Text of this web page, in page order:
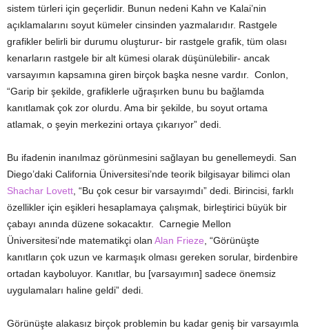
sistem türleri için geçerlidir. Bunun nedeni Kahn ve Kalai’nin
açıklamalarını soyut kümeler cinsinden yazmalarıdır. Rastgele
grafikler belirli bir durumu oluşturur- bir rastgele grafik, tüm olası
kenarların rastgele bir alt kümesi olarak düşünülebilir- ancak
varsayımın kapsamına giren birçok başka nesne vardır. Conlon,
“Garip bir şekilde, grafiklerle uğraşırken bunu bu bağlamda
kanıtlamak çok zor olurdu. Ama bir şekilde, bu soyut ortama
atlamak, o şeyin merkezini ortaya çıkarıyor” dedi.
Bu ifadenin inanılmaz görünmesini sağlayan bu genellemeydi. San
Diego’daki California Üniversitesi’nde teorik bilgisayar bilimci olan
Shachar Lovett, “Bu çok cesur bir varsayımdı” dedi. Birincisi, farklı
özellikler için eşikleri hesaplamaya çalışmak, birleştirici büyük bir
çabayı anında düzene sokacaktır. Carnegie Mellon
Üniversitesi’nde matematikçi olan Alan Frieze, “Görünüşte
kanıtların çok uzun ve karmaşık olması gereken sorular, birdenbire
ortadan kayboluyor. Kanıtlar, bu [varsayımın] sadece önemsiz
uygulamaları haline geldi” dedi.
Görünüşte alakasız birçok problemin bu kadar geniş bir varsayımla